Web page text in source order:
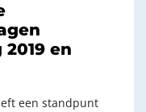
en
een standpunt